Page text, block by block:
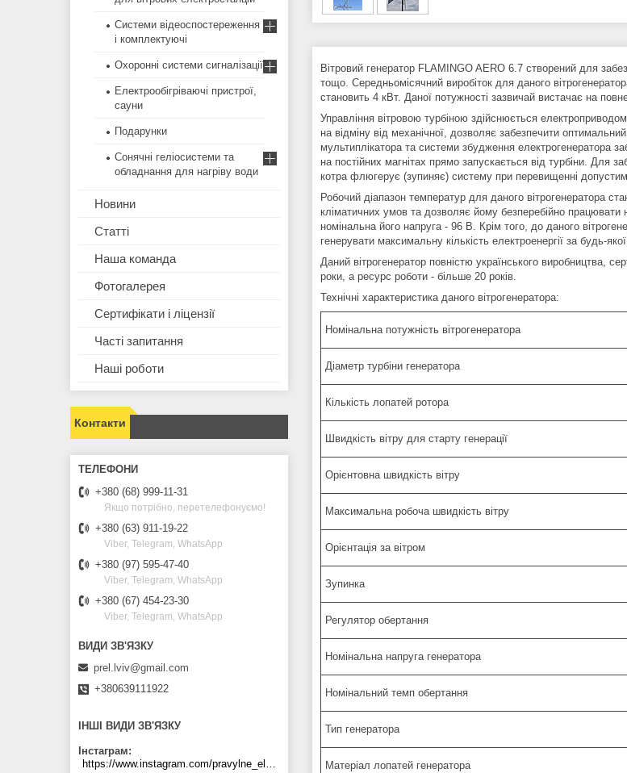
Вітровий генератор FLAMINGO AERO 6.7 створений для
тощо. Середньомісячний виробіток для даного
становить 4 кВт. Даної потужності зазвичай вистачає на
Управління вітровою турбіною здійснюється
на відміну від механічної, дозволяє забезпечити
мультиплікатора та системи збудження електрогенератора
на постійних магнітах прямо запускається від турбіни. Для
котра флюгерує (зупиняє) систему при перевищенні
Робочий діапазон температур для даного вітрогенератора
кліматичних умов та дозволяє йому безперебійно працювати
номінальна його напруга - 96 В. Крім того, до даного
генерувати максимальну кількість електроенергії за будь-
Даний вітрогенератор повністю українського виробництва,
роки, а ресурс роботи - більше 20 років.
Технічні характеристика даного вітрогенератора:
Номінальна потужність вітрогенератора
Діаметр турбіни генератора
Кількість лопатей ротора
Швидкість вітру для старту генерації
Орієнтовна швидкість вітру
Максимальна робоча швидкість вітру
Орієнтація за вітром
Зупинка
Регулятор обертання
Номінальна напруга генератора
Номінальний темп обертання
Тип генератора
Матеріал лопатей генератора
Системи відеоспостереження
і комплектуючі
Охоронні системи сигналізації
Електрообігріваючі пристрої,
сауни
Подарунки
Сонячні геліосистеми та
обладнання для нагріву води
Новини
Статті
Наша команда
Фотогалерея
Сертифікати і ліцензії
Часті запитання
Наші роботи
Контакти
+380 (68) 999-11-31
Якщо потрібно, перетелефонуємо!
+380 (63) 911-19-22
Viber, Telegram, WhatsApp
+380 (97) 595-47-40
Viber, Telegram, WhatsApp
+380 (67) 454-23-30
Viber, Telegram, WhatsApp
prel.lviv@gmail.com
+380639111922
ІНШІ ВИДИ ЗВ'ЯЗКУ
Інстаграм
https://www.instagram.com/pravylne_electrozhyvlennya/